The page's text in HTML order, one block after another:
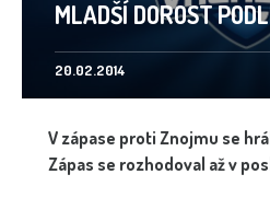
MLADŠÍ DOROST
20.02.2014
V zápase proti Znojmu se
Zápas se rozhodoval až v